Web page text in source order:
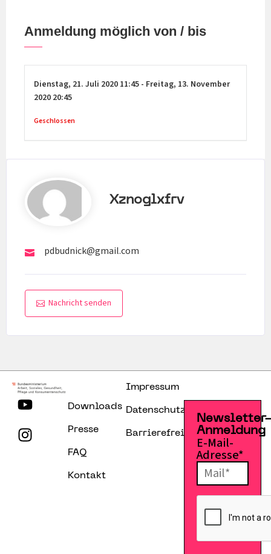
Anmeldung möglich von / bis
Dienstag, 21. Juli 2020 11:45 - Freitag, 13. November
2020 20:45
Geschlossen
Xznoglxfrv
pdbudnick@gmail.com
Nachricht senden
Downloads
Presse
FAQ
Kontakt
Impressum
Datenschutzerklärung
Barrierefreiheitserklärung
Anmeldung
E-Mail-
Adresse*